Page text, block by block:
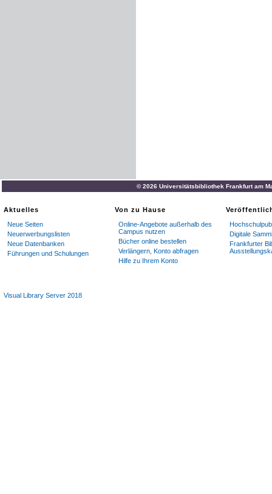
© 2026 Universitätsbibliothek Frankfurt am
Aktuelles
Neue Seiten
Neuerwerbungslisten
Neue Datenbanken
Führungen und Schulungen
Von zu Hause
Online-Angebote außerhalb des
Campus nutzen
Bücher online bestellen
Verlängern, Konto abfragen
Hilfe zu Ihrem Konto
Digitale
Frankfurter
Visual Library Server 2018